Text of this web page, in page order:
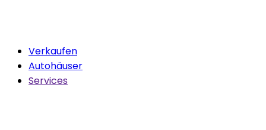
Verkaufen
Autohäuser
Services